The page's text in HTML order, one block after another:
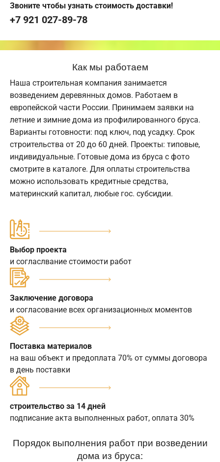
Звоните чтобы узнать стоимость доставки!
+7 921 027-89-78
Как мы работаем
Наша строительная компания занимается
возведением деревянных домов. Работаем в
европейской части России. Принимаем заявки на
летние и зимние дома из профилированного бруса.
Варианты готовности: под ключ, под усадку. Срок
строительства от 20 до 60 дней. Проекты: типовые,
индивидуальные. Готовые дома из бруса с фото
смотрите в каталоге. Для оплаты строительства
можно использовать кредитные средства,
материнский капитал, любые гос. субсидии.
Выбор проекта
и согласлвание стоимости работ
Заключение договора
и согласование всех организационных моментов
Поставка материалов
на ваш объект и предоплата 70% от суммы договора
в день поставки
строительство за 14 дней
подписание акта выполненных работ, оплата 30%
Порядок выполнения работ при возведении
дома из бруса: